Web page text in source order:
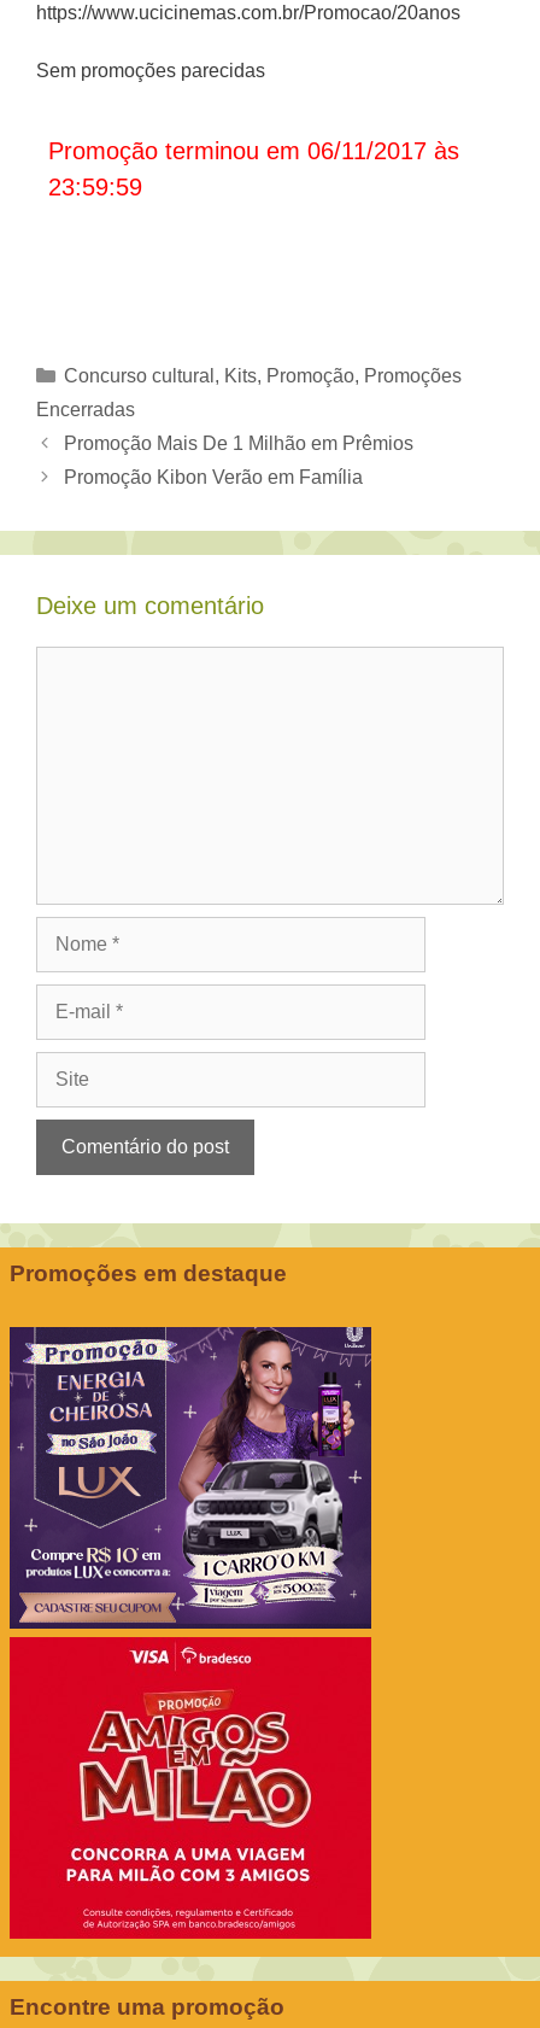
https://www.ucicinemas.com.br/Promocao/20anos
Sem promoções parecidas
Promoção terminou em 06/11/2017 às
23:59:59
Categorias
Concurso cultural , Kits, Promoção, Promoções
Encerradas
Promoção Mais De 1 Milhão em Prêmios
Promoção Kibon Verão em Família
Deixe um comentário
Promoções em destaque
Encontre uma promoção